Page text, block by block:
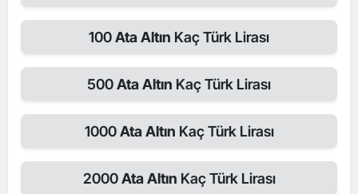
100Ata Altın Kaç Türk Lirası
500Ata Altın Kaç Türk Lirası
1000Ata Altın Kaç Türk Lirası
2000Ata Altın Kaç Türk Lirası